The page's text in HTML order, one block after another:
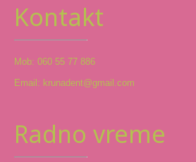
Kontakt
Mob: 060 55 77 886
Email: krunadent@gmail.com
Radno vreme